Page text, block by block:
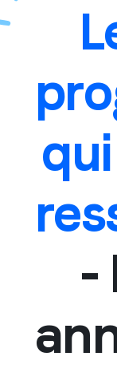
qui
-